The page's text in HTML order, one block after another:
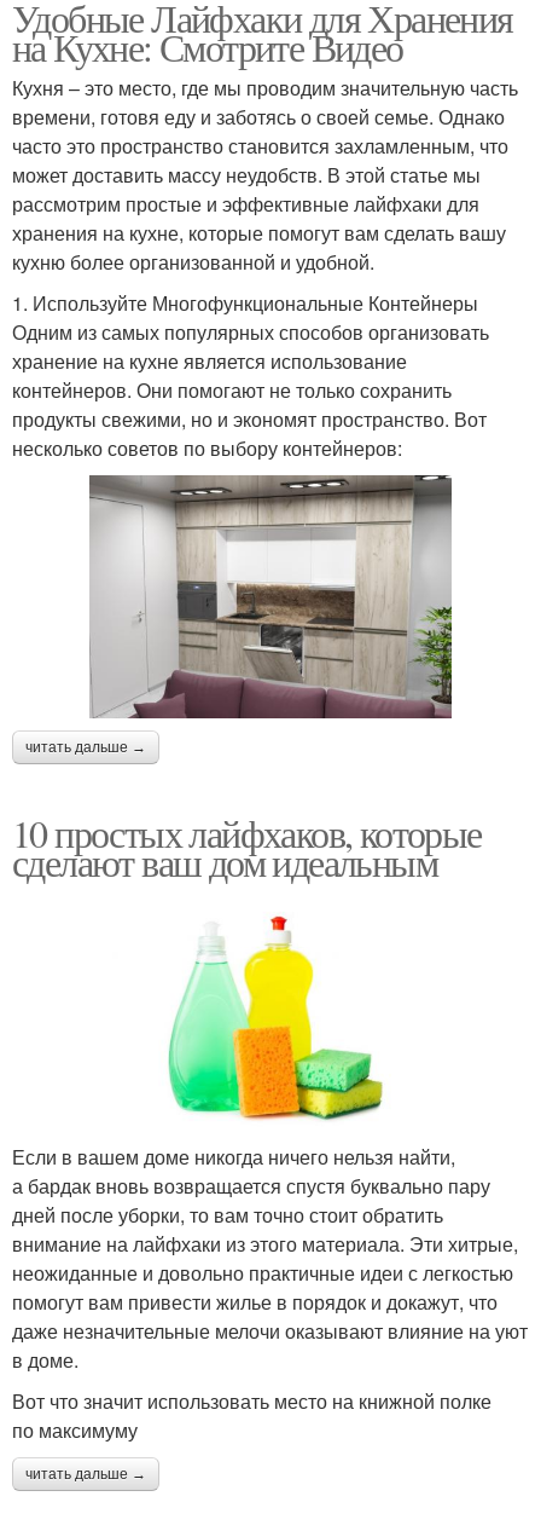
Удобные Лайфхаки для Хранения
на Кухне: Смотрите Видео
Кухня – это место, где мы проводим значительную часть
времени, готовя еду и заботясь о своей семье. Однако
часто это пространство становится захламленным, что
может доставить массу неудобств. В этой статье мы
рассмотрим простые и эффективные лайфхаки для
хранения на кухне, которые помогут вам сделать вашу
кухню более организованной и удобной.
1. Используйте Многофункциональные Контейнеры
Одним из самых популярных способов организовать
хранение на кухне является использование
контейнеров. Они помогают не только сохранить
продукты свежими, но и экономят пространство. Вот
несколько советов по выбору контейнеров:
читать дальше →
10 простых лайфхаков, которые
сделают ваш дом идеальным
Если в вашем доме никогда ничего нельзя найти,
а бардак вновь возвращается спустя буквально пару
дней после уборки, то вам точно стоит обратить
внимание на лайфхаки из этого материала. Эти хитрые,
неожиданные и довольно практичные идеи с легкостью
помогут вам привести жилье в порядок и докажут, что
даже незначительные мелочи оказывают влияние на уют
в доме.
Вот что значит использовать место на книжной полке
по максимуму
читать дальше →